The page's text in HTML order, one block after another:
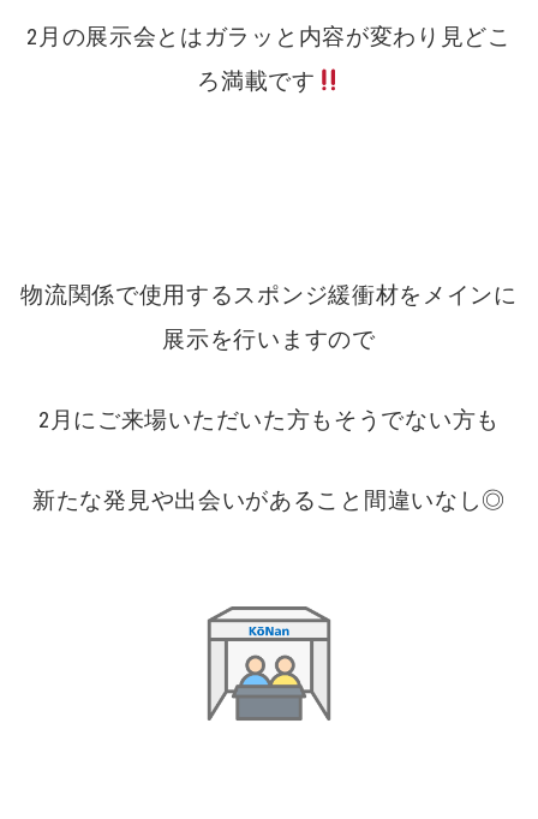
2月の展示会とはガラッと内容が変わり見どこ
ろ満載です
物流関係で使用するスポンジ緩衝材をメインに
展示を行いますので
2月にご来場いただいた方もそうでない方も
新たな発見や出会いがあること間違いなし◎